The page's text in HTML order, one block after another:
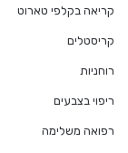
קריאה בקלפי טארוט
קריסטלים
רוחניות
ריפוי בצבעים
רפואה משלימה